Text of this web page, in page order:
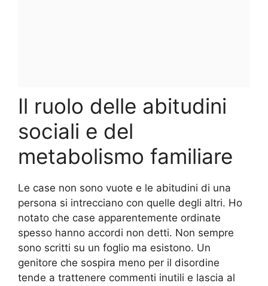
Il ruolo delle abitudini
sociali e del
metabolismo familiare
Le case non sono vuote e le abitudini di una
persona si intrecciano con quelle degli altri. Ho
notato che case apparentemente ordinate
spesso hanno accordi non detti. Non sempre
sono scritti su un foglio ma esistono. Un
genitore che sospira meno per il disordine
tende a trattenere commenti inutili e lascia al